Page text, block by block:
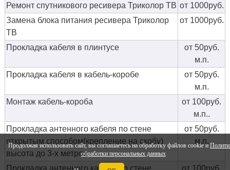
Продолжая использовать сайт, вы соглашаетесь на обработку файлов cookie и
обработки персональных данных
Ремонт спутникового ресивера Триколор ТВ от 1000руб.
Замена блока питания ресивера Триколор
ТВ
от 1000руб.
Прокладка кабеля в плинтусе
от 50руб.
м.п.
Прокладка кабеля в кабель-коробе
от 50руб.
м.п.
Монтаж кабель-короба
от 100руб.
м.п..
Прокладка антенного кабеля по стене
открытым способом(крепление на скобу)
высота до 3-х метров
от 50руб.
м.п.
Прокладка антенного кабеля по стене от 100руб.